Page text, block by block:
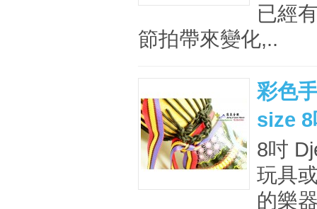
已經
節拍帶來變化,..
彩色
size
8吋
玩具
的樂